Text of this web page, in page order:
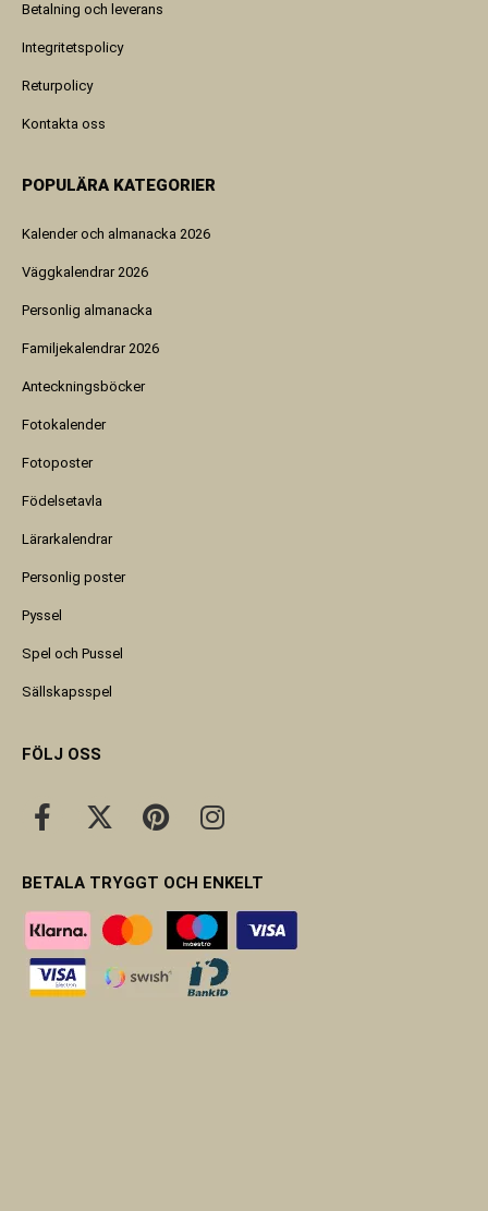
Betalning och leverans
Integritetspolicy
Returpolicy
Kontakta oss
POPULÄRA KATEGORIER
Kalender och almanacka 2026
Väggkalendrar 2026
Personlig almanacka
Familjekalendrar 2026
Anteckningsböcker
Fotokalender
Fotoposter
Födelsetavla
Lärarkalendrar
Personlig poster
Pyssel
Spel och Pussel
Sällskapsspel
FÖLJ OSS
BETALA TRYGGT OCH ENKELT